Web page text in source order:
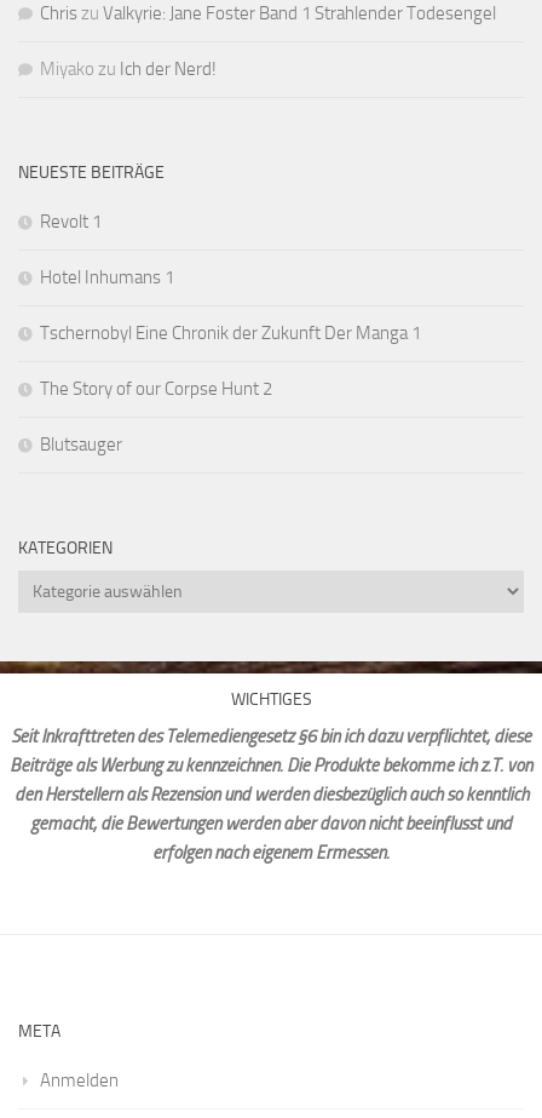
Chriszu Valkyrie: Jane Foster Band 1 Strahlender Todesengel
Miyako zu Ich der Nerd!
NEUESTE BEITRÄGE
Revolt 1
Hotel Inhumans 1
Tschernobyl Eine Chronik der Zukunft Der Manga 1
The Story of our Corpse Hunt 2
Blutsauger
KATEGORIEN
Kategorien
WICHTIGES
Seit Inkrafttreten des Telemediengesetz §6 bin ich dazu verpflichtet, diese
Beiträge als Werbung zu kennzeichnen. Die Produkte bekomme ich z.T. von
den Herstellern als Rezension und werden diesbezüglich auch so kenntlich
gemacht, die Bewertungen werden aber davon nicht beeinflusst und
erfolgen nach eigenem Ermessen.
META
Anmelden